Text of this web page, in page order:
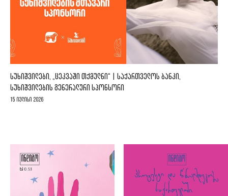
ᲡᲣᲮᲘᲨᲕᲘᲚᲔᲑᲘ, „ᲪᲔᲙᲕᲐᲨᲘ ᲗᲥᲛᲣᲚᲜᲘ“ | ᲡᲐᲥᲐᲠᲗᲕᲔᲚᲝᲡ ᲑᲐᲜᲙᲘ,
ᲡᲣᲮᲘᲨᲕᲘᲚᲔᲑᲘᲡ ᲒᲔᲜᲔᲠᲐᲚᲣᲠᲘ ᲡᲞᲝᲜᲡᲝᲠᲘ
15 ივლისი 2026